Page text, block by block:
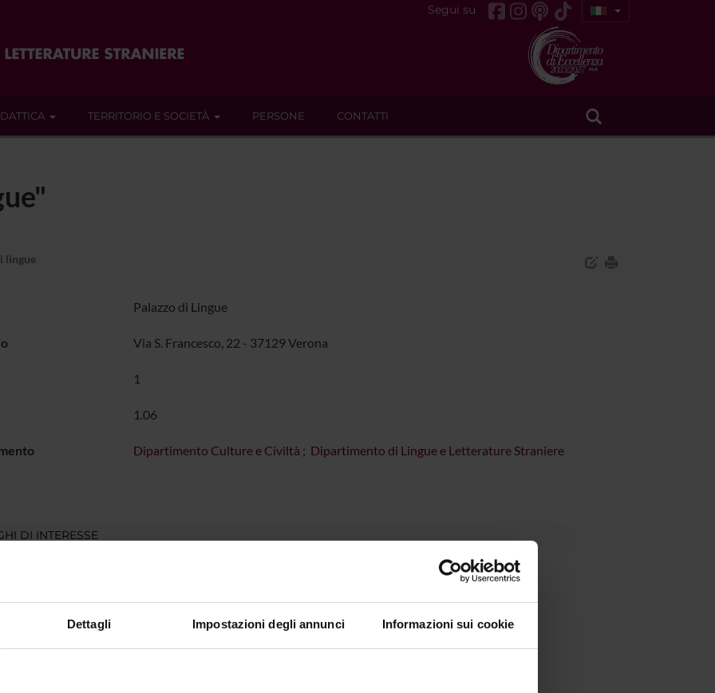
Dettagli Impostazioni degli annunci Informazioni sui cookie
Segui su
TERRITORIO E SOCIETÀ PERSONE CONTATTI
lingue
Palazzo di Lingue
Via S. Francesco, 22 - 37129 Verona
1
1.06
Dipartimento Culture e Civiltà ; Dipartimento di Lingue e Letterature Straniere
DI INTERESSE